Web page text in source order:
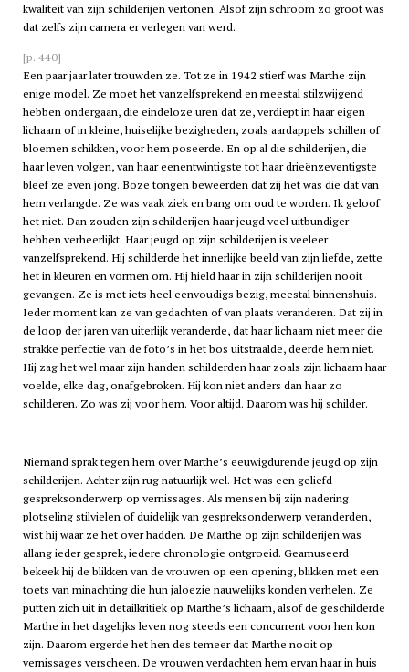
kwaliteit van zijn schilderijen vertonen. Alsof zijn schroom zo groot was
dat zelfs zijn camera er verlegen van werd.
[p. 440]
Een paar jaar later trouwden ze. Tot ze in 1942 stierf was Marthe zijn
enige model. Ze moet het vanzelfsprekend en meestal stilzwijgend
hebben ondergaan, die eindeloze uren dat ze, verdiept in haar eigen
lichaam of in kleine, huiselijke bezigheden, zoals aardappels schillen of
bloemen schikken, voor hem poseerde. En op al die schilderijen, die
haar leven volgen, van haar eenentwintigste tot haar drieënzeventigste
bleef ze even jong. Boze tongen beweerden dat zij het was die dat van
hem verlangde. Ze was vaak ziek en bang om oud te worden. Ik geloof
het niet. Dan zouden zijn schilderijen haar jeugd veel uitbundiger
hebben verheerlijkt. Haar jeugd op zijn schilderijen is veeleer
vanzelfsprekend. Hij schilderde het innerlijke beeld van zijn liefde, zette
het in kleuren en vormen om. Hij hield haar in zijn schilderijen nooit
gevangen. Ze is met iets heel eenvoudigs bezig, meestal binnenshuis.
Ieder moment kan ze van gedachten of van plaats veranderen. Dat zij in
de loop der jaren van uiterlijk veranderde, dat haar lichaam niet meer die
strakke perfectie van de foto’s in het bos uitstraalde, deerde hem niet.
Hij zag het wel maar zijn handen schilderden haar zoals zijn lichaam haar
voelde, elke dag, onafgebroken. Hij kon niet anders dan haar zo
schilderen. Zo was zij voor hem. Voor altijd. Daarom was hij schilder.
Niemand sprak tegen hem over Marthe’s eeuwigdurende jeugd op zijn
schilderijen. Achter zijn rug natuurlijk wel. Het was een geliefd
gespreksonderwerp op vernissages. Als mensen bij zijn nadering
plotseling stilvielen of duidelijk van gespreksonderwerp veranderden,
wist hij waar ze het over hadden. De Marthe op zijn schilderijen was
allang ieder gesprek, iedere chronologie ontgroeid. Geamuseerd
bekeek hij de blikken van de vrouwen op een opening, blikken met een
toets van minachting die hun jaloezie nauwelijks konden verhelen. Ze
putten zich uit in detailkritiek op Marthe’s lichaam, alsof de geschilderde
Marthe in het dagelijks leven nog steeds een concurrent voor hen kon
zijn. Daarom ergerde het hen des temeer dat Marthe nooit op
vernissages verscheen. De vrouwen verdachten hem ervan haar in huis